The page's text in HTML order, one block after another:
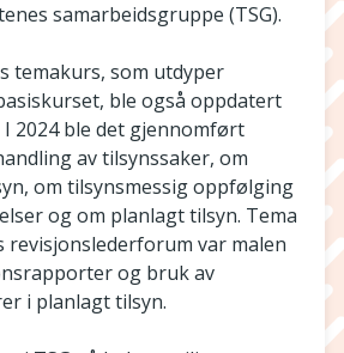
samarbeidsgruppe (TSG).
temakurs, som utdyper
ble også oppdatert
2024 ble det gjennomført
av tilsynssaker, om
om tilsynsmessig oppfølging
og om planlagt tilsyn. Tema
revisjonslederforum var malen
og bruk av
i planlagt tilsyn.